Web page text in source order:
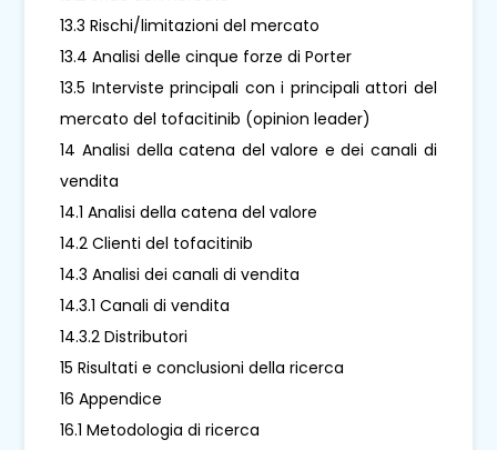
13.3 Rischi/limitazioni del mercato
13.4 Analisi delle cinque forze di Porter
13.5 Interviste principali con i principali attori del
mercato del tofacitinib (opinion leader)
14 Analisi della catena del valore e dei canali di
vendita
14.1 Analisi della catena del valore
14.2 Clienti del tofacitinib
14.3 Analisi dei canali di vendita
14.3.1 Canali di vendita
14.3.2 Distributori
15 Risultati e conclusioni della ricerca
16 Appendice
16.1 Metodologia di ricerca